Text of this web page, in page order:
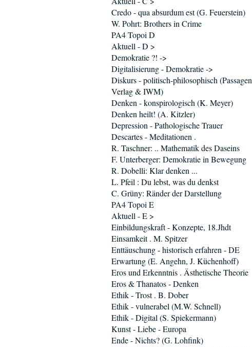
Credo - qua absurdum est (G. Feuerstein)
W. Pohrt: Brothers in Crime
PA4 Topoi D
Aktuell - D >
Demokratie ?! ->
Digitalisierung - Demokratie ->
Diskurs - politisch-philosophisch (Passagen
Verlag & IWM)
Denken - konspirologisch (K. Meyer)
Denken heilt! (A. Kitzler)
Depression - Pathologische Trauer
Descartes - Meditationen .
R. Taschner: .. Mathematik des Daseins
F. Unterberger: Demokratie in Bewegung
R. Dobelli: Klar denken ...
L. Pfeil : Du lebst, was du denkst
C. Grüny: Ränder der Darstellung
PA4 Topoi E
Aktuell - E >
Einbildungskraft - Konzepte, 18.Jhdt
Einsamkeit . M. Spitzer
Enttäuschung - historisch erfahren - DE
Erwartung (E. Angehn, J. Küchenhoff)
Eros und Erkenntnis . Ästhetische Theorie
Eros & Thanatos - Denken
Ethik - Trost . B. Dober
Ethik - vulnerabel (M.W. Schnell)
Ethik - Digital (S. Spiekermann)
Kunst - Liebe - Europa
Ende - Nichts? (G. Lohfink)